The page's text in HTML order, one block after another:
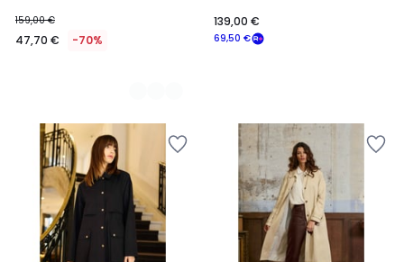
159,00 €
47,70 € -70% 69,50 €
139,00 €